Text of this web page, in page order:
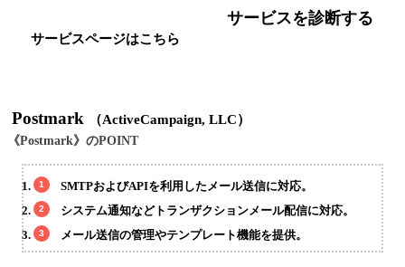
サービスページはこちら
サービスを診断する
Postmark （ActiveCampaign, LLC）
《Postmark》のPOINT
SMTPおよびAPIを利用したメール送信に対応。
システム通知などトランザクションメール配信に対応。
メール送信の管理やテンプレート機能を提供。